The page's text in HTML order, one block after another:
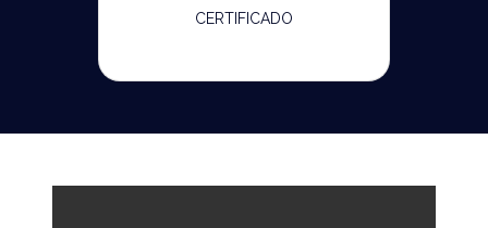
CERTIFICADO